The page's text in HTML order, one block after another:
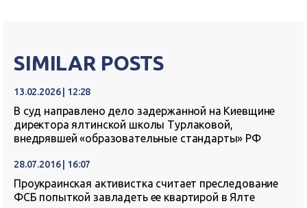
SIMILAR POSTS
13.02.2026 | 12:28
В суд направлено дело задержанной на Киевщине
директора ялтинской школы Турлаковой,
внедрявшей «образовательные стандарты» РФ
28.07.2016 | 16:07
Проукраинская активистка считает преследование
ФСБ попыткой завладеть ее квартирой в Ялте